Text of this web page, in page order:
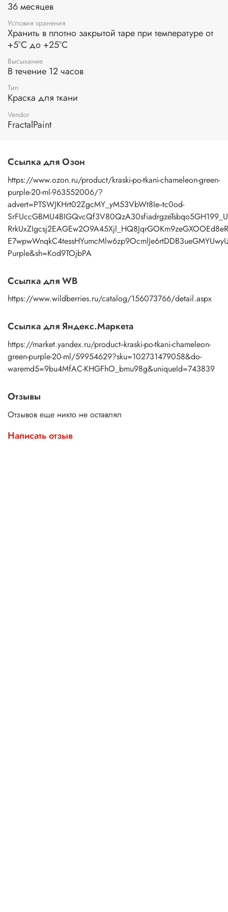
рисунка на ткани, необходимо прогладить ее с
изнаночной стороны или с лицевой через пергамент
горячим утюгом без пара.
36 месяцев
Условия хранения
Хранить в плотно закрытой таре при температуре от
+5°С до +25°С
Высыхание
В течение 12 часов
Тип
Краска для ткани
Vendor
FractalPaint
Ссылка для Озон
https://www.ozon.ru/product/kraski-po-tkani-chameleon-green-
purple-20-ml-963552006/?
advert=PTSWJKHrt02ZgcMY_yM53VbWt8Ie--tc0od-
Purple&sh=Kod9TOjbPA
Ссылка для WB
https://www.wildberries.ru/catalog/156073766/detail.aspx
Ссылка для Яндекс.Маркета
https://market.yandex.ru/product--kraski-po-tkani-chameleon-
green-purple-20-ml/59954629?sku=102731479058&do-
waremd5=9bu4MfAC-KHGFhO_bmu98g&uniqueId=743839
Отзывы
Отзывов еще никто не оставлял
Написать отзыв